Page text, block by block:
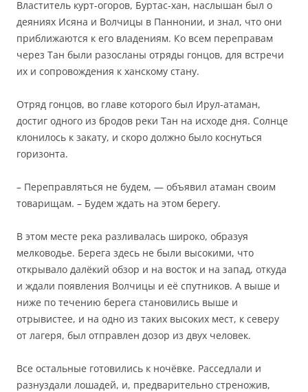
Властитель курт-огоров, Буртас-хан, наслышан был о
деяниях Исяна и Волчицы в Паннонии, и знал, что они
приближаются к его владениям. Ко всем переправам
через Тан были разосланы отряды гонцов, для встречи
их и сопровождения к ханскому стану.
Отряд гонцов, во главе которого был Ирул-атаман,
достиг одного из бродов реки Тан на исходе дня. Солнце
клонилось к закату, и скоро должно было коснуться
горизонта.
– Переправляться не будем, — объявил атаман своим
товарищам. – Будем ждать на этом берегу.
В этом месте река разливалась широко, образуя
мелководье. Берега здесь не были высокими, что
открывало далёкий обзор и на восток и на запад, откуда
и ждали появления Волчицы и её спутников. А выше и
ниже по течению берега становились выше и
отрывистее, и на одно из таких высоких мест, к северу
от лагеря, был отправлен дозор из двух человек.
Все остальные готовились к ночёвке. Расседлали и
разнуздали лошадей, и, предварительно стреножив,